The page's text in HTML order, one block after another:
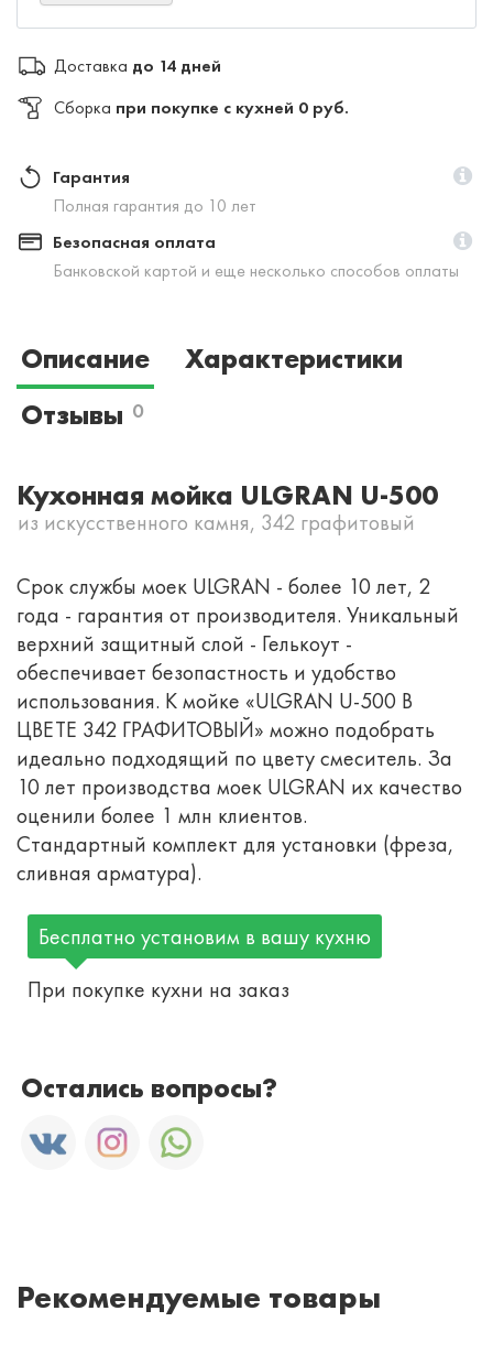
Доставка до 14 дней
Сборка при покупке с кухней 0 руб.
Гарантия
Полная гарантия до 10 лет
Безопасная оплата
Банковской картой и еще несколько способов оплаты
Описание
Характеристики
Отзывы 0
Кухонная мойка ULGRAN U-500
из искусственного камня, 342 графитовый
Срок службы моек ULGRAN - более 10 лет, 2
года - гарантия от производителя. Уникальный
верхний защитный слой - Гелькоут -
обеспечивает безопастность и удобство
использования. К мойке «ULGRAN U-500 В
ЦВЕТЕ 342 ГРАФИТОВЫЙ» можно подобрать
идеально подходящий по цвету смеситель. За
10 лет производства моек ULGRAN их качество
оценили более 1 млн клиентов.
Стандартный комплект для установки (фреза,
сливная арматура).
Бесплатно установим в вашу кухню
При покупке кухни на заказ
Остались вопросы?
Рекомендуемые товары